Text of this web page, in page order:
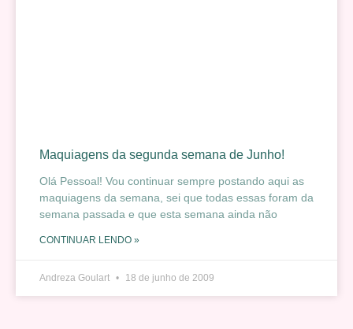
Maquiagens da segunda semana de Junho!
Olá Pessoal! Vou continuar sempre postando aqui as
maquiagens da semana, sei que todas essas foram da
semana passada e que esta semana ainda não
CONTINUAR LENDO »
Andreza Goulart 18 de junho de 2009